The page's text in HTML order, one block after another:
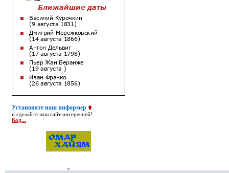
Установите наш информер
и сделайте ваш сайт интересней!
Код...